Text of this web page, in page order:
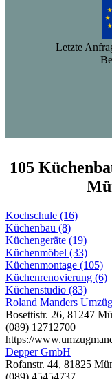
Letzte
105
Kochschule (16)
Küchenbau (8)
Küchengeräte (19)
Küchenmöbel (33)
Küchenmontage (105)
Küchenrenovierung (6)
Küchenstudio (83)
Roland Manders
Bosettistr. 26, 81247
(089) 12712700
https://
Depper GmbH
Rofanstr. 44, 81825
(089) 45454737